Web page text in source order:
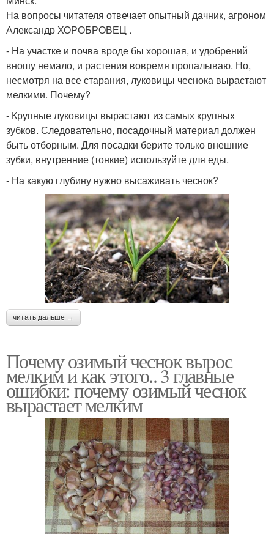
На вопросы читателя отвечает опытный дачник, агроном
Александр ХОРОБРОВЕЦ .
- На участке и почва вроде бы хорошая, и удобрений
вношу немало, и растения вовремя пропалываю. Но,
несмотря на все старания, луковицы чеснока вырастают
мелкими. Почему?
- Крупные луковицы вырастают из самых крупных
зубков. Следовательно, посадочный материал должен
быть отборным. Для посадки берите только внешние
зубки, внутренние (тонкие) используйте для еды.
- На какую глубину нужно высаживать чеснок?
читать дальше →
Почему озимый чеснок вырос
мелким и как этого.. 3 главные
ошибки: почему озимый чеснок
вырастает мелким